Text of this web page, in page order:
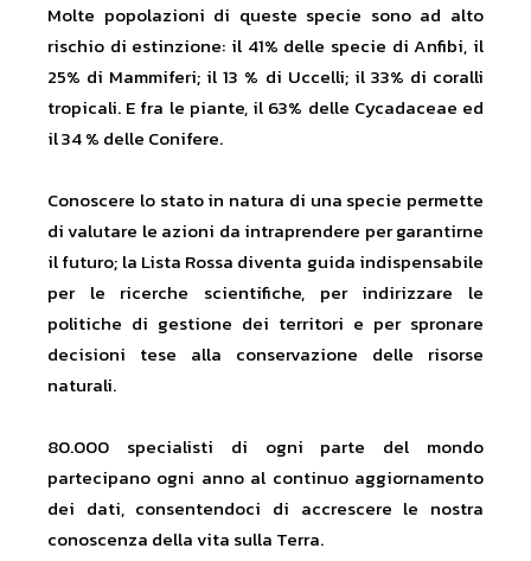
Molte popolazioni di queste specie sono ad alto
rischio di estinzione: il 41% delle specie di Anfibi, il
25% di Mammiferi; il 13 % di Uccelli; il 33% di coralli
tropicali. E fra le piante, il 63% delle Cycadaceae ed
il 34 % delle Conifere.
Conoscere lo stato in natura di una specie permette
di valutare le azioni da intraprendere per garantirne
il futuro; la Lista Rossa diventa guida indispensabile
per le ricerche scientifiche, per indirizzare le
politiche di gestione dei territori e per spronare
decisioni tese alla conservazione delle risorse
naturali.
80.000 specialisti di ogni parte del mondo
partecipano ogni anno al continuo aggiornamento
dei dati, consentendoci di accrescere le nostra
conoscenza della vita sulla Terra.